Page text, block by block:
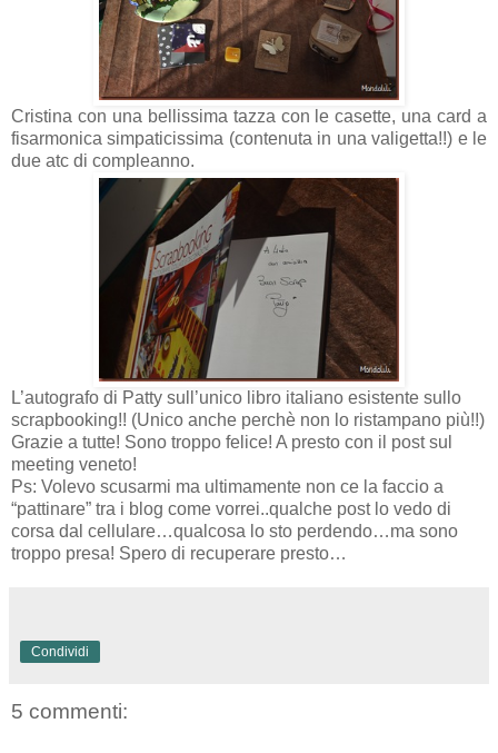
Cristina con una bellissima tazza con le casette, una card a
fisarmonica simpaticissima (contenuta in una valigetta!!) e le
due atc di compleanno.
L’autografo di Patty sull’unico libro italiano esistente sullo
scrapbooking!! (Unico anche perchè non lo ristampano più!!)
Grazie a tutte! Sono troppo felice! A presto con il post sul
meeting veneto!
Ps: Volevo scusarmi ma ultimamente non ce la faccio a
“pattinare” tra i blog come vorrei..qualche post lo vedo di
corsa dal cellulare…qualcosa lo sto perdendo…ma sono
troppo presa! Spero di recuperare presto…
Condividi
5 commenti: